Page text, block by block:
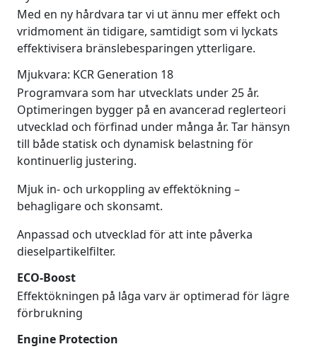
Med en ny hårdvara tar vi ut ännu mer effekt och
vridmoment än tidigare, samtidigt som vi lyckats
effektivisera bränslebesparingen ytterligare.
Mjukvara: KCR Generation 18
Programvara som har utvecklats under 25 år.
Optimeringen bygger på en avancerad reglerteori
utvecklad och förfinad under många år. Tar hänsyn
till både statisk och dynamisk belastning för
kontinuerlig justering.
Mjuk in- och urkoppling av effektökning –
behagligare och skonsamt.
Anpassad och utvecklad för att inte påverka
dieselpartikelfilter.
ECO-Boost
Effektökningen på låga varv är optimerad för lägre
förbrukning
Engine Protection